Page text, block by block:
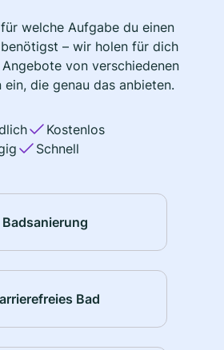
welche Aufgabe du einen
– wir holen für dich
von verschiedenen
ein, die genau das anbieten.
Kostenlos
Schnell
Badsanierung
Bad